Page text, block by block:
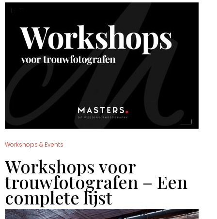
Workshops & Events
Workshops voor
trouwfotografen – Een
complete lijst